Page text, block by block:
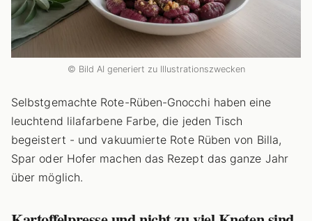
© Bild AI generiert zu Illustrationszwecken
Selbstgemachte Rote-Rüben-Gnocchi haben eine
leuchtend lilafarbene Farbe, die jeden Tisch
begeistert - und vakuumierte Rote Rüben von Billa,
Spar oder Hofer machen das Rezept das ganze Jahr
über möglich.